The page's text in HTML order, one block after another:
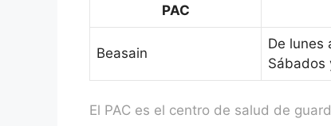
PAC
Beasain
De lunes
Sábados
El PAC es el centro de salud de